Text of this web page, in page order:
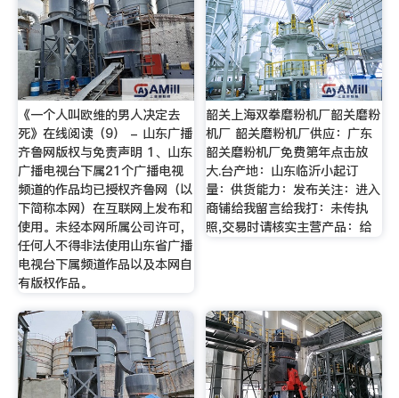
《一个人叫欧维的男人决定去
死》在线阅读（9） - 山东广播
齐鲁网版权与免责声明 1、山东
广播电视台下属21个广播电视
频道的作品均已授权齐鲁网（以
下简称本网）在互联网上发布和
使用。未经本网所属公司许可，
任何人不得非法使用山东省广播
电视台下属频道作品以及本网自
有版权作品。
韶关上海双拳磨粉机厂韶关磨粉
机厂 韶关磨粉机厂供应：广东
韶关磨粉机厂免费第年点击放
大.台产地：山东临沂小起订
量：供货能力：发布关注：进入
商铺给我留言给我打：未传执
照,交易时请核实主营产品：给